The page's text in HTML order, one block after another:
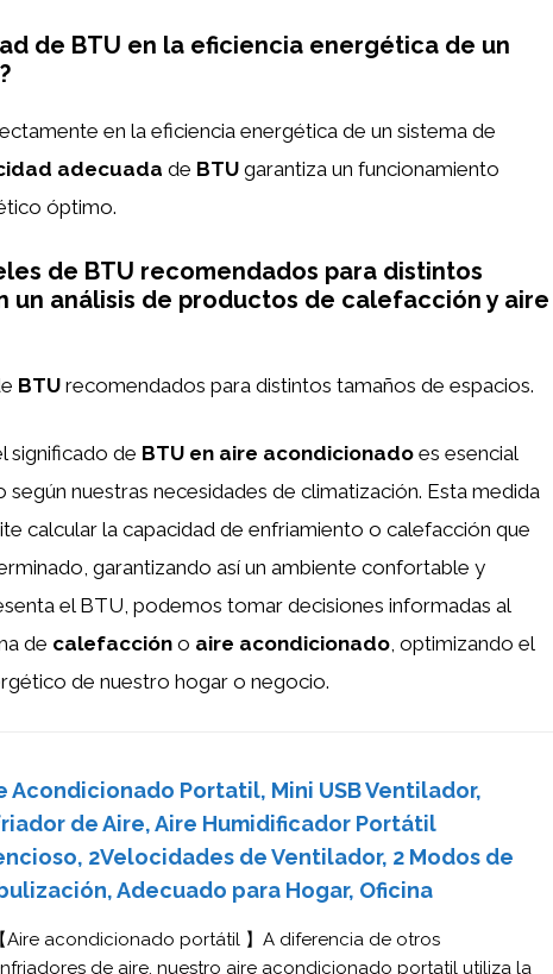
de BTU en la eficiencia energética de un
en la eficiencia energética de un sistema de
adecuada de BTU garantiza un funcionamiento
óptimo.
de BTU recomendados para distintos
un análisis de productos de calefacción y aire
BTU recomendados para distintos tamaños de espacios.
significado de BTU en aire acondicionado es esencial
nuestras necesidades de climatización. Esta medida
calcular la capacidad de enfriamiento o calefacción que
garantizando así un ambiente confortable y
el BTU, podemos tomar decisiones informadas al
de calefacción o aire acondicionado, optimizando el
de nuestro hogar o negocio.
Acondicionado Portatil, Mini USB Ventilador,
de Aire, Aire Humidificador Portátil
2Velocidades de Ventilador, 2 Modos de
Adecuado para Hogar, Oficina
【Aire acondicionado portátil 】A diferencia de otros
de aire, nuestro aire acondicionado portatil utiliza la